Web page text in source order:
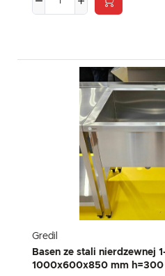
Gredil
Basen ze stali nierdzewnej
1000x600x850 mm h=300